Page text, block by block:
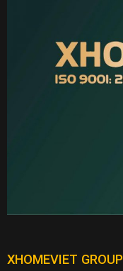
XHOMEVIET GROUP